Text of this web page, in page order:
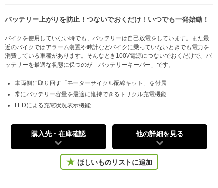
バッテリー上がりを防止！つないでおくだけ！いつでも一発始動！
バイクを使用していない時でも、バッテリーは自己放電をしています。また最
近のバイクではアラーム装置や時計などバイクに乗っていないときでも電力を
消費している車種があります。そんなとき100V電源につないでおくだけで、バ
ッテリーを最適な状態に保つのが「バッテリーキーパー」です。
車両側に取り回す「モーターサイクル配線キット」を付属
常にバッテリー容量を最適に維持できるトリクル充電機能
LEDによる充電状況表示機能
購入先・在庫確認 他の詳細を見る
ほしいものリストに追加